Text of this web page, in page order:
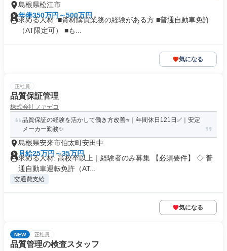
島根県松江市
年俸350万円～500万円
求める人材: ■資材購買業務の経験がある方 ■普通自動車免許
（AT限定可） ■も...
気になる
正社員
品質保証管理
株式会社ファデコ
品質保証の経験を活かして働き方改善⭐｜年間休日121日✅｜安定
メーカー勤務✨
島根県安来市伯太町安田中
月給25万円～35万円
求める人材: 高校卒以上｜経験者のみ募集 【必須要件】 ◇ 普
通自動車運転免許（AT...
交通費支給
気になる
NEW 正社員
品質管理の検査スタッフ